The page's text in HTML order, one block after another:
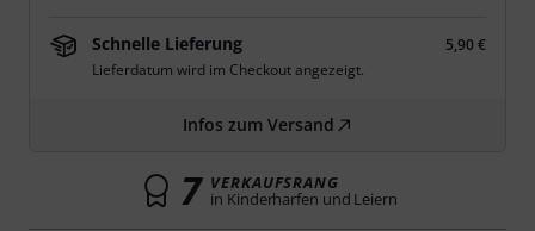
Schnelle Lieferung
5,90 €
Lieferdatum wird im Checkout angezeigt.
Infos zum Versand
7 VERKAUFSRANG
in Kinderharfen und Leiern